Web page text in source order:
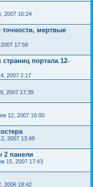
2007 16:24
мертвые
17:58
портала 12-
2007 2:17
2007 17:39
12, 2007 16:00
2007 13:49
2 панели
15, 2007 17:43
2006 18:42